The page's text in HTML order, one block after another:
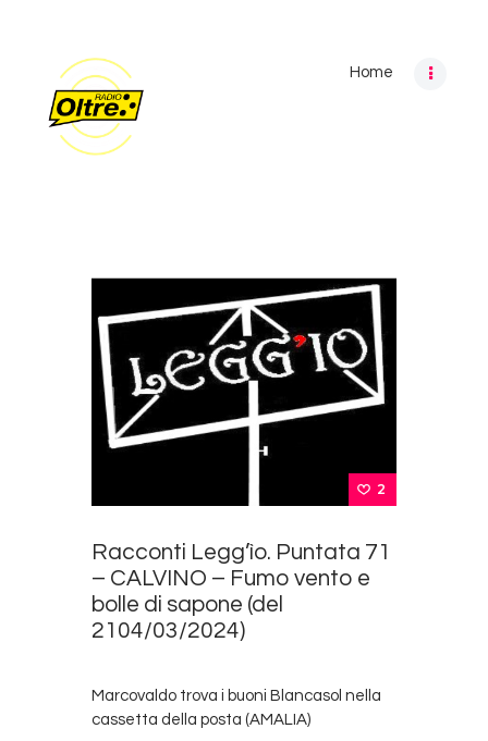
Home
Home
Contatti
Privacy Policy
2
Racconti Legg’ìo. Puntata 71
– CALVINO – Fumo vento e
bolle di sapone (del
2104/03/2024)
Marcovaldo trova i buoni Blancasol nella
cassetta della posta (AMALIA)